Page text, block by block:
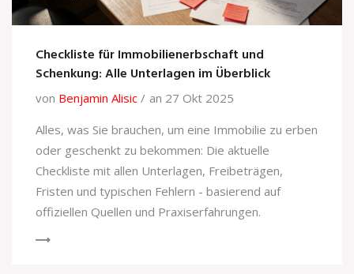
Checkliste für Immobilienerbschaft und
Schenkung: Alle Unterlagen im Überblick
von Benjamin Alisic
an 27 Okt 2025
Alles, was Sie brauchen, um eine Immobilie zu erben
oder geschenkt zu bekommen: Die aktuelle
Checkliste mit allen Unterlagen, Freibeträgen,
Fristen und typischen Fehlern - basierend auf
offiziellen Quellen und Praxiserfahrungen.